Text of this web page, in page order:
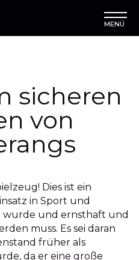
MENÜ
sicheren
von
Dies ist ein
in Sport und
und ernsthaft und
muss. Es sei daran
früher als
da er eine große